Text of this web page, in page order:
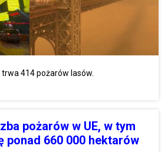
414 pożarów lasów.
pożarów w UE, w tym
ponad 660 000 hektarów